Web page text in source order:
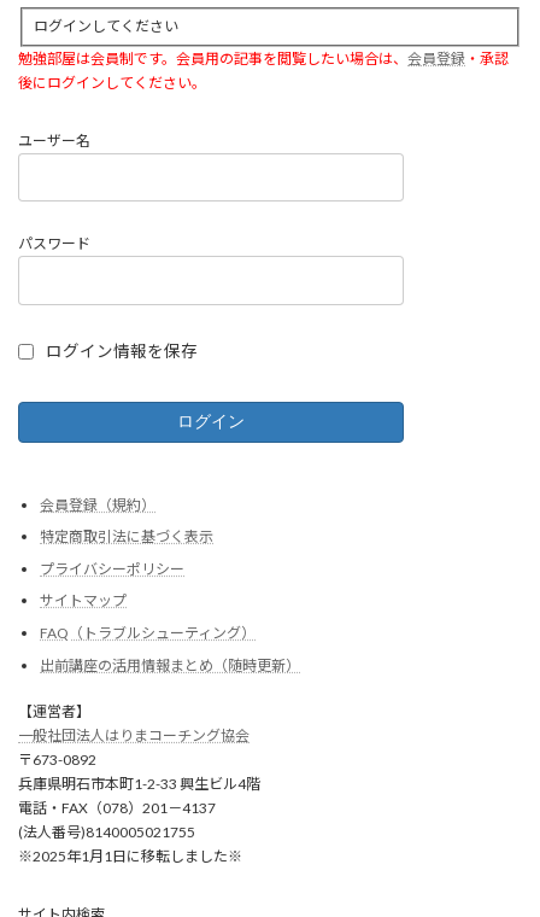
ログインしてください
勉強部屋は会員制です。会員用の記事を閲覧したい場合は、 会員登録 ・承認
後にログインしてください。
ユーザー名
パスワード
ログイン情報を保存
会員登録（規約）
特定商取引法に基づく表示
プライバシーポリシー
サイトマップ
FAQ（トラブルシューティング）
出前講座の活用情報まとめ（随時更新）
【運営者】
一般社団法人はりまコーチング協会
〒673-0892
兵庫県明石市本町1-2-33 興生ビル4階
電話・FAX（078）201－4137
(法人番号)8140005021755
※2025年1月1日に移転しました※